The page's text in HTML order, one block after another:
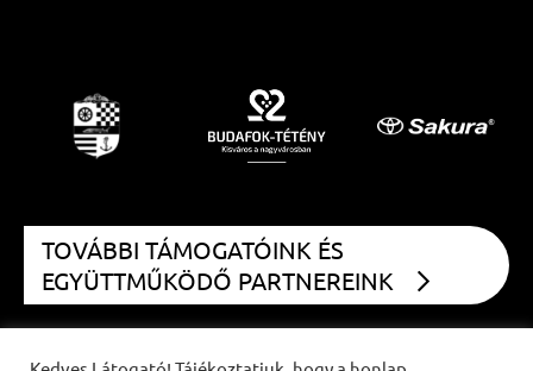
TOVÁBBI TÁMOGATÓINK ÉS
EGYÜTTMŰKÖDŐ PARTNEREINK